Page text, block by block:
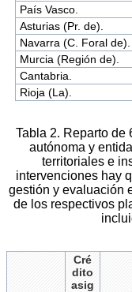
País Vasco.
Asturias (Pr. de).
Navarra (C. Foral de).
Murcia (Región de).
Cantabria.
Rioja (La).
Tabla 2. Reparto de
autónoma y
territoriales e
intervenciones hay
gestión y evaluación
de los respectivos
Cré
dito
asig